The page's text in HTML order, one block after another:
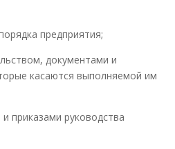
предприятия;
документами и
касаются выполняемой им
приказами руководства